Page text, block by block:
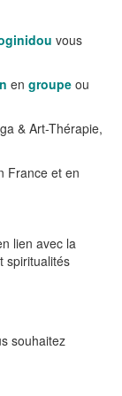
vous
en groupe ou
& Art-Thérapie,
France et en
lien avec la
spiritualités
souhaitez